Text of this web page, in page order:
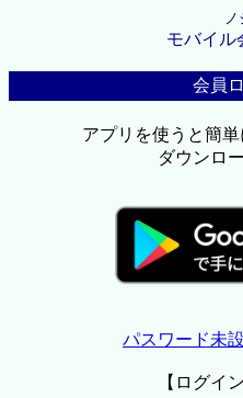
ノ
モバイル
会員
アプリを使うと簡
ダウンロ
パスワード未
【ログイ